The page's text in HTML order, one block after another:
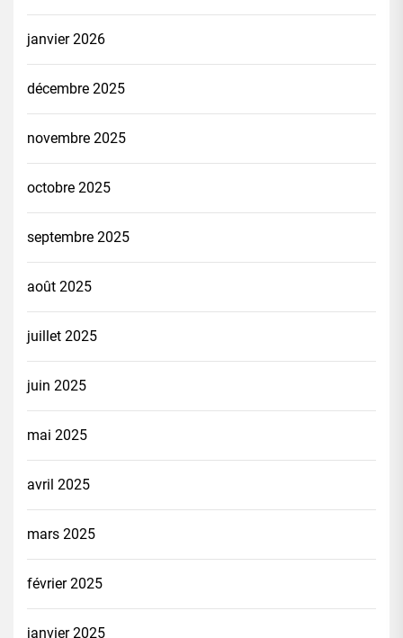
janvier 2026
décembre 2025
novembre 2025
octobre 2025
septembre 2025
août 2025
juillet 2025
juin 2025
mai 2025
avril 2025
mars 2025
février 2025
janvier 2025